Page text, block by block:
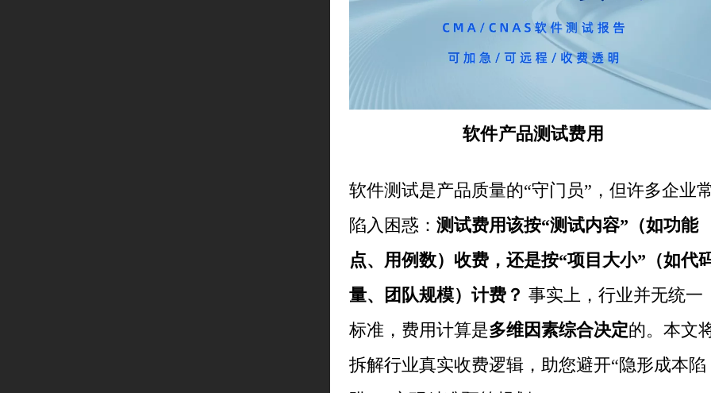
软件产品测试费用
软件测试是产品质量的“守门员”，但许多企业
陷入困惑： 测试费用该按“测试内容”（如功能
点、用例数）收费，还是按“项目大小”（如代
量、团队规模）计费？ 事实上，行业并无统一
标准，费用计算是多维因素综合决定的。本文
拆解行业真实收费逻辑，助您避开“隐形成本陷